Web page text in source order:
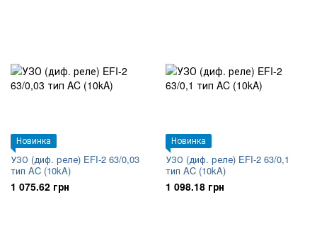
Новинка
УЗО (диф. реле) EFI-2 63/0,03
тип AC (10kA)
1 075.62 грн
Новинка
УЗО (диф. реле) EFI-2 63/0,1
тип AC (10kA)
1 098.18 грн